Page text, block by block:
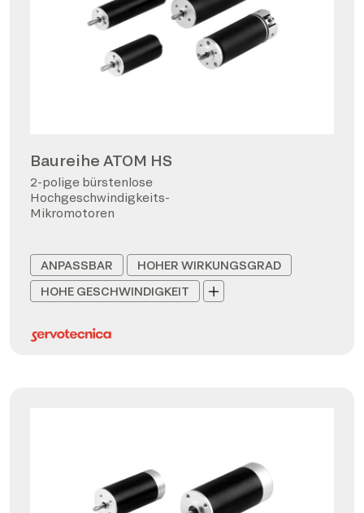
Baureihe ATOM HS
2-polige bürstenlose
Hochgeschwindigkeits-
Mikromotoren
ANPASSBAR
HOHER WIRKUNGSGRAD
HOHE GESCHWINDIGKEIT